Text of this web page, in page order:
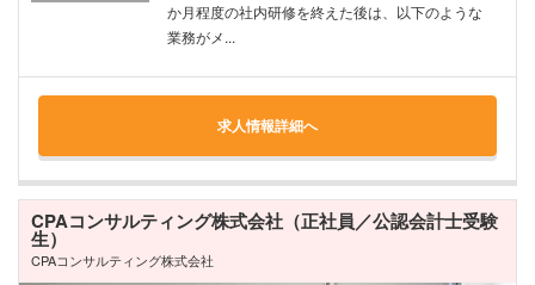
か月程度の社内研修を終えた後は、以下のような
業務がメ...
求人情報詳細へ
CPAコンサルティング株式会社（正社員／公認会計士受験
生）
CPAコンサルティング株式会社